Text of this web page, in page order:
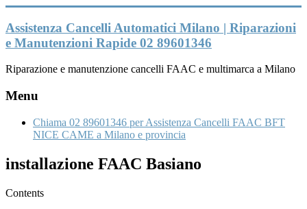
al
contenuto
Assistenza Cancelli Automatici Milano | Riparazioni
e Manutenzioni Rapide 02 89601346
Riparazione e manutenzione cancelli FAAC e multimarca a Milano
Menu
Chiama 02 89601346 per Assistenza Cancelli FAAC BFT
NICE CAME a Milano e provincia
installazione FAAC Basiano
Contents